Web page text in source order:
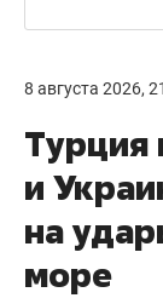
8 августа 2026,
Турция
и
на
море